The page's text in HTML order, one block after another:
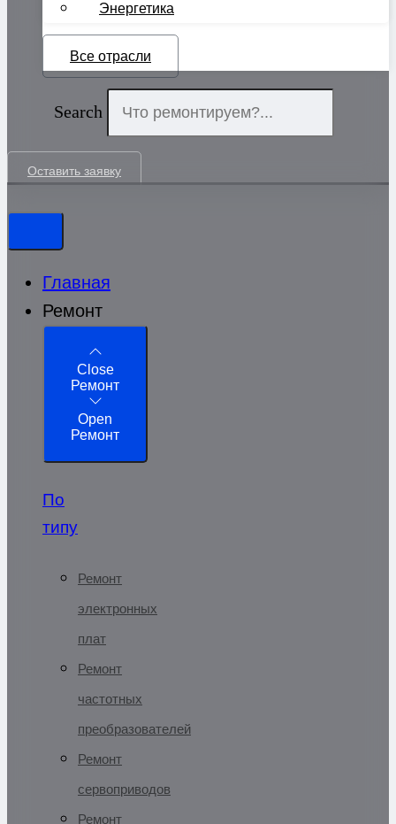
Энергетика
Все отрасли
Search
Оставить заявку
Главная
Ремонт
Close
Ремонт
Open
Ремонт
По
типу
Ремонт
электронных
плат
Ремонт
частотных
преобразователей
Ремонт
сервоприводов
Ремонт